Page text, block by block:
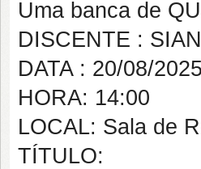
Uma banca de
DISCENTE :
DATA : 20/08/2025
HORA: 14:00
LOCAL: Sala de
TÍTULO: